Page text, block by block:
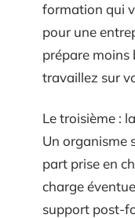
formation qui
pour une
prépare moins
travaillez sur
Le troisième :
Un organisme
part prise en
charge
support post-